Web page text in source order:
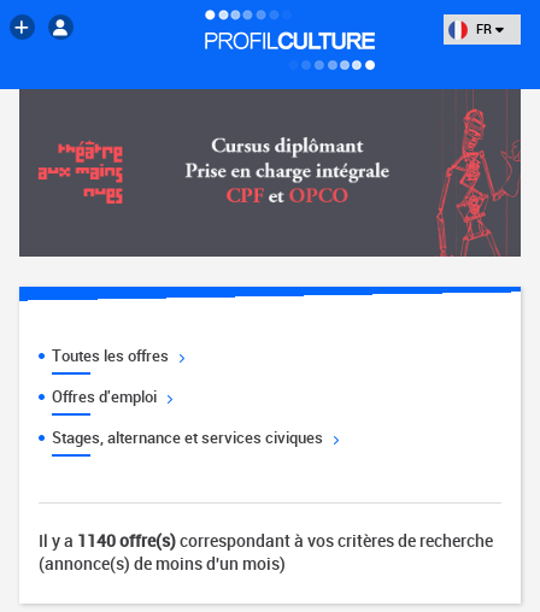
FR
Toutes les offres
Offres d'emploi
Stages, alternance et services civiques
Il y a 1140 offre(s)correspondant à vos critères de recherche
(annonce(s) de moins d'un mois)